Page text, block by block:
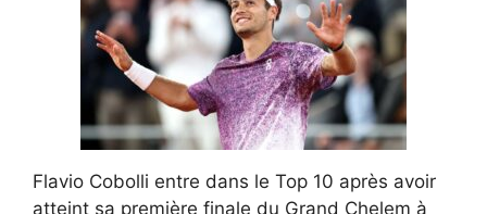
Flavio Cobolli entre dans le Top 10 après avoir
atteint sa première finale du Grand Chelem à